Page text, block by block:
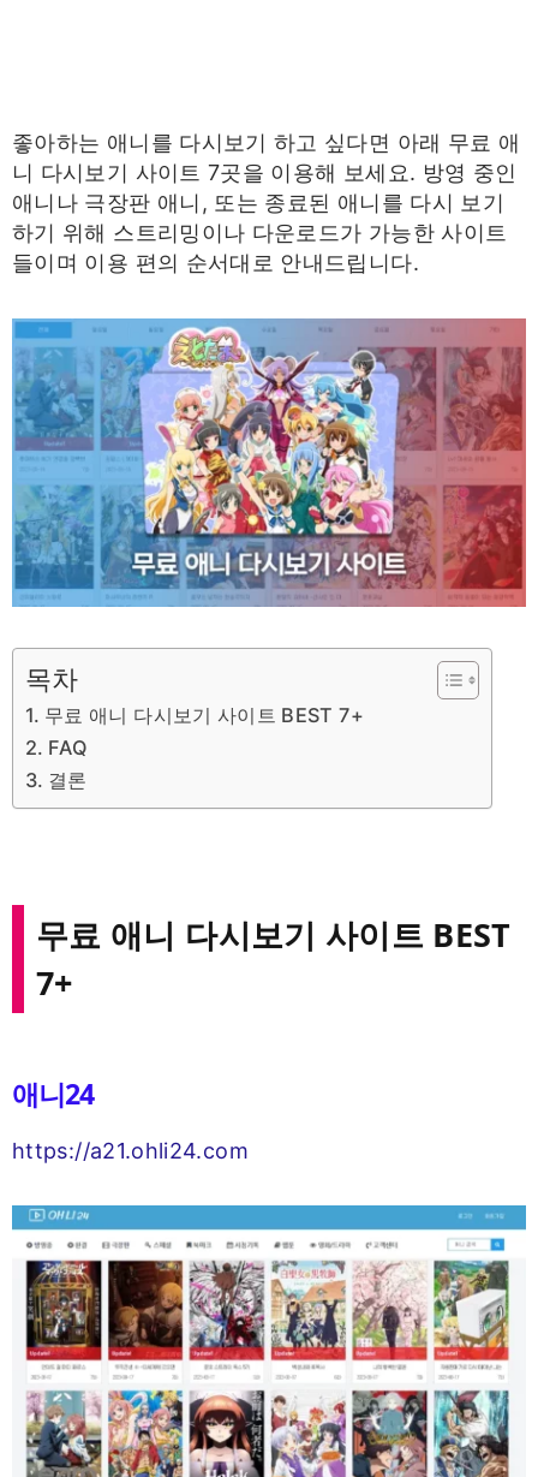
좋아하는 애니를 다시보기 하고 싶다면 아래 무료 애
니 다시보기 사이트 7곳을 이용해 보세요. 방영 중인
애니나 극장판 애니, 또는 종료된 애니를 다시 보기
하기 위해 스트리밍이나 다운로드가 가능한 사이트
들이며 이용 편의 순서대로 안내드립니다.
목차
무료 애니 다시보기 사이트 BEST 7+
FAQ
결론
무료 애니 다시보기 사이트 BEST
7+
애니24
https://a21.ohli24.com